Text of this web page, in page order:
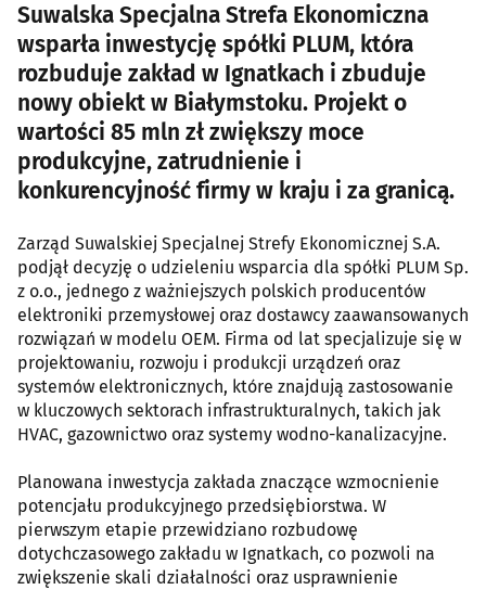
Suwalska Specjalna Strefa Ekonomiczna
wsparła inwestycję spółki PLUM, która
rozbuduje zakład w Ignatkach i zbuduje
nowy obiekt w Białymstoku. Projekt o
wartości 85 mln zł zwiększy moce
produkcyjne, zatrudnienie i
konkurencyjność firmy w kraju i za granicą.
Zarząd Suwalskiej Specjalnej Strefy Ekonomicznej S.A.
podjął decyzję o udzieleniu wsparcia dla spółki PLUM Sp.
z o.o., jednego z ważniejszych polskich producentów
elektroniki przemysłowej oraz dostawcy zaawansowanych
rozwiązań w modelu OEM. Firma od lat specjalizuje się w
projektowaniu, rozwoju i produkcji urządzeń oraz
systemów elektronicznych, które znajdują zastosowanie
w kluczowych sektorach infrastrukturalnych, takich jak
HVAC, gazownictwo oraz systemy wodno-kanalizacyjne.
Planowana inwestycja zakłada znaczące wzmocnienie
potencjału produkcyjnego przedsiębiorstwa. W
pierwszym etapie przewidziano rozbudowę
dotychczasowego zakładu w Ignatkach, co pozwoli na
zwiększenie skali działalności oraz usprawnienie